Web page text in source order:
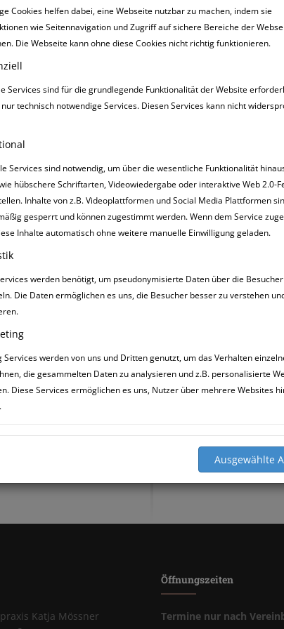
Cookies helfen dabei, eine Webseite nutzbar zu machen, indem sie
wie Seitennavigation und Zugriff auf sichere Bereiche der
Die Webseite kann ohne diese Cookies nicht richtig funktionieren.
Services sind für die grundlegende Funktionalität der Website
technisch notwendige Services. Diesen Services kann nicht
Services sind notwendig, um über die wesentliche Funktionalität
hübschere Schriftarten, Videowiedergabe oder interaktive Web 2.0-
Inhalte von z.B. Videoplattformen und Social Media Plattformen
gesperrt und können zugestimmt werden. Wenn dem Service
Inhalte automatisch ohne weitere manuelle Einwilligung geladen.
werden benötigt, um pseudonymisierte Daten über die
Die Daten ermöglichen es uns, die Besucher besser zu verstehen
Services werden von uns und Dritten genutzt, um das Verhalten
die gesammelten Daten zu analysieren und z.B. personalisierte
Diese Services ermöglichen es uns, Nutzer über mehrere Websites
Katja Mössner
Öffnungszeiten
Termine nur nach